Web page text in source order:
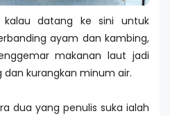
kalau datang ke sini untuk
ayam dan kambing,
makanan laut jadi
dan kurangkan minum air.
dua yang penulis suka ialah